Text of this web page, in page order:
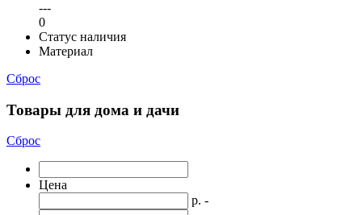
---
0
Статус наличия
Материал
Сброс
Товары для дома и дачи
Сброс
Цена
р. -